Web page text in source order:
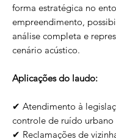
forma estratégica no
empreendimento,
análise completa e
cenário acústico.
Aplicações do laudo:
✔ Atendimento à
controle de ruído urbano
✔ Reclamações de